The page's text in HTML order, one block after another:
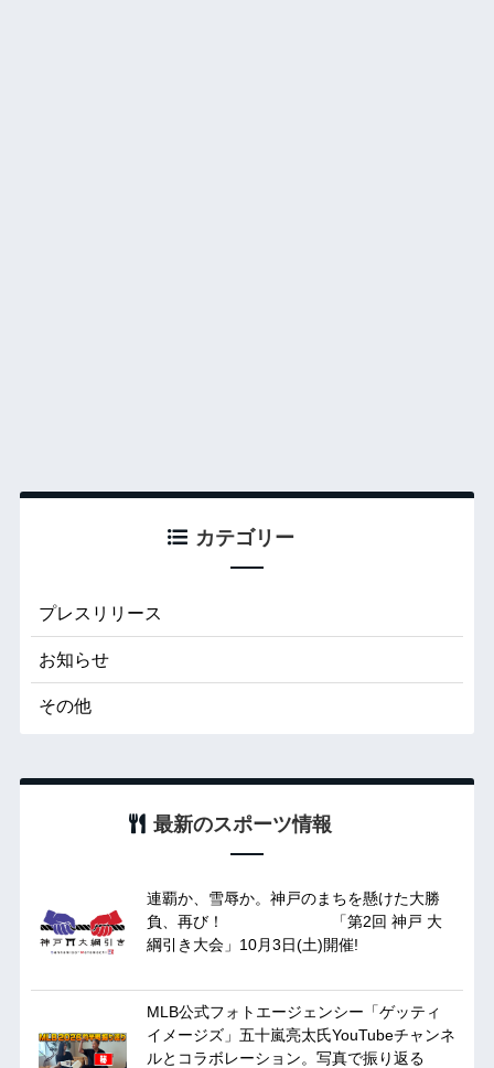
カテゴリー
プレスリリース
お知らせ
その他
最新のスポーツ情報
連覇か、雪辱か。神戸のまちを懸けた大勝
負、再び！ 「第2回 神戸 大
綱引き大会」10月3日(土)開催!
MLB公式フォトエージェンシー「ゲッティ
イメージズ」五十嵐亮太氏YouTubeチャンネ
ルとコラボレーション。写真で振り返る